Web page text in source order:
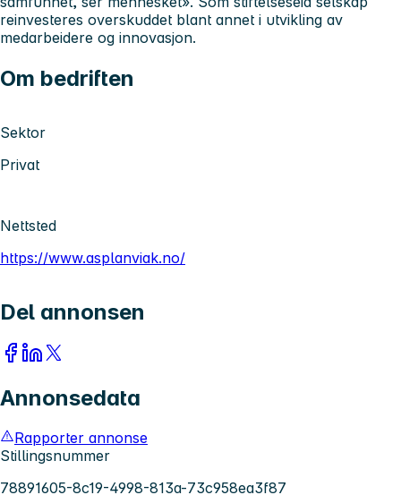
reinvesteres overskuddet blant annet i utvikling av
medarbeidere og innovasjon.
Om bedriften
Sektor
Privat
Nettsted
https://www.asplanviak.no/
Del annonsen
Annonsedata
Rapporter annonse
Stillingsnummer
78891605-8c19-4998-813a-73c958ea3f87